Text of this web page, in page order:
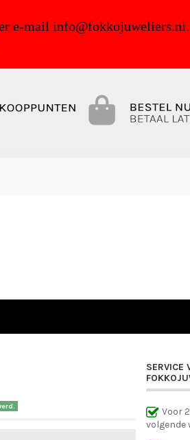
e-mail info@fokkojuweliers.nl.
SERVICE
Voor
volgende